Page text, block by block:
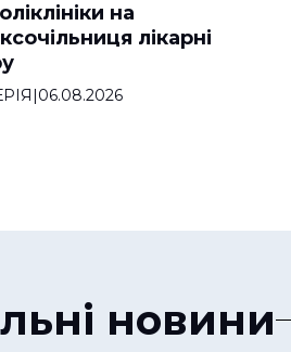
на
лікарні
|06.08.2026
новини